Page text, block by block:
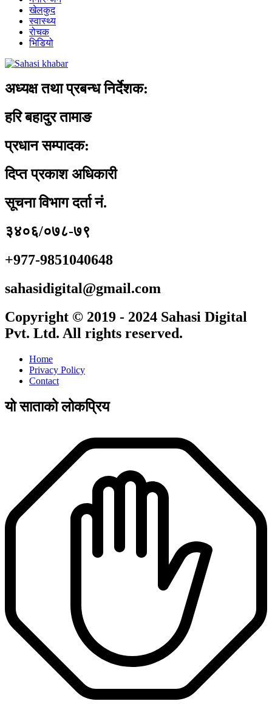
खेलकुद
स्वास्थ्य
रोचक
भिडियो
अध्यक्ष तथा प्रबन्ध निर्देशक:
हरि बहादुर तामाङ
प्रधान सम्पादक:
दिप्त प्रकाश अधिकारी
सूचना विभाग दर्ता नं.
३४०६/०७८-७९
+977-9851040648
sahasidigital@gmail.com
Copyright © 2019 - 2024 Sahasi Digital
Pvt. Ltd. All rights reserved.
Home
Privacy Policy
Contact
यो साताको लोकप्रिय